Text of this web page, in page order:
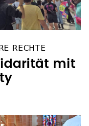
RECHTE
mit